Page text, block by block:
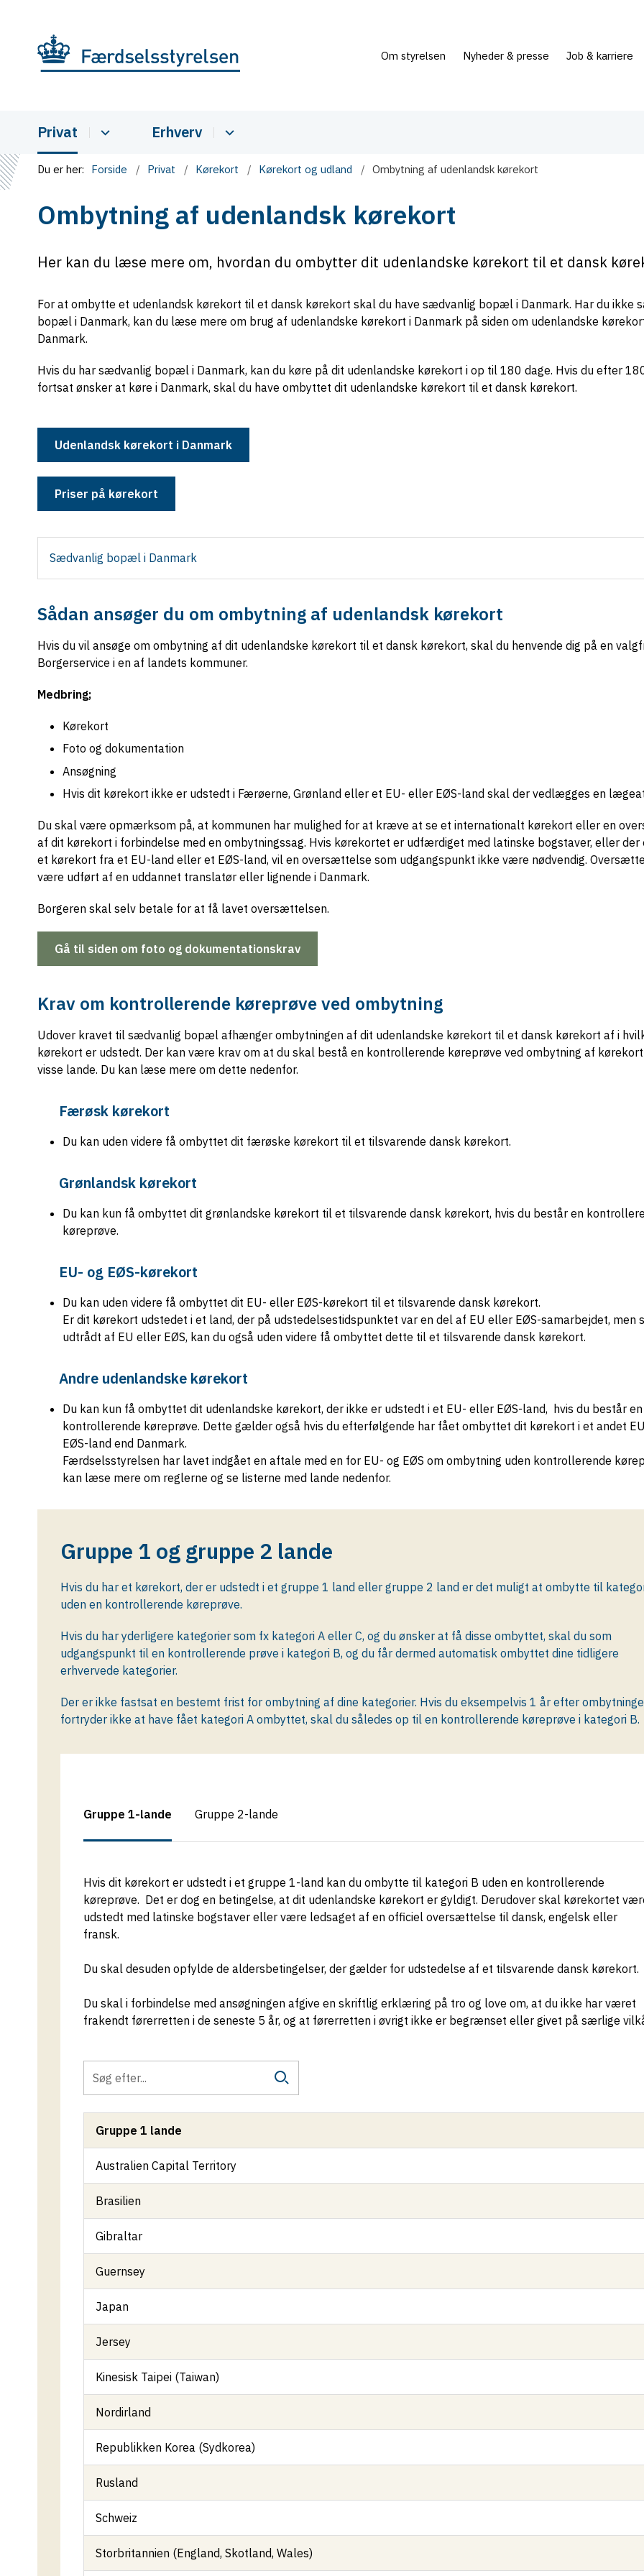
Om styrelsen Nyheder & presse Job & karriere
Privat Erhverv
Du er her: Forside Privat Kørekort Kørekort og udland Ombytning af udenlandsk kørekort
Ombytning af udenlandsk kørekort
Her kan du læse mere om, hvordan du ombytter dit udenlandske kørekort til et dansk
For at ombytte et udenlandsk kørekort til et dansk kørekort skal du have sædvanlig bopæl i Danmark. Har du ikke
bopæl i Danmark, kan du læse mere om brug af udenlandske kørekort i Danmark på siden om udenlandske
Danmark.
Hvis du har sædvanlig bopæl i Danmark, kan du køre på dit udenlandske kørekort i op til 180 dage. Hvis du efter
fortsat ønsker at køre i Danmark, skal du have ombyttet dit udenlandske kørekort til et dansk kørekort.
Udenlandsk kørekort i Danmark
Priser på kørekort
Sædvanlig bopæl i Danmark
Sådan ansøger du om ombytning af udenlandsk kørekort
Hvis du vil ansøge om ombytning af dit udenlandske kørekort til et dansk kørekort, skal du henvende dig på en
Borgerservice i en af landets kommuner.
Medbring;
Kørekort
Foto og dokumentation
Ansøgning
Hvis dit kørekort ikke er udstedt i Færøerne, Grønland eller et EU- eller EØS-land skal der vedlægges en
Du skal være opmærksom på, at kommunen har mulighed for at kræve at se et internationalt kørekort eller en
af dit kørekort i forbindelse med en ombytningssag. Hvis kørekortet er udfærdiget med latinske bogstaver, eller der
et kørekort fra et EU-land eller et EØS-land, vil en oversættelse som udgangspunkt ikke være nødvendig.
være udført af en uddannet translatør eller lignende i Danmark.
Borgeren skal selv betale for at få lavet oversættelsen.
Gå til siden om foto og dokumentationskrav
Krav om kontrollerende køreprøve ved ombytning
Udover kravet til sædvanlig bopæl afhænger ombytningen af dit udenlandske kørekort til et dansk kørekort af i
kørekort er udstedt. Der kan være krav om at du skal bestå en kontrollerende køreprøve ved ombytning af
visse lande. Du kan læse mere om dette nedenfor.
Færøsk kørekort
Du kan uden videre få ombyttet dit færøske kørekort til et tilsvarende dansk kørekort.
Grønlandsk kørekort
Du kan kun få ombyttet dit grønlandske kørekort til et tilsvarende dansk kørekort, hvis du består en
køreprøve.
EU- og EØS-kørekort
Du kan uden videre få ombyttet dit EU- eller EØS-kørekort til et tilsvarende dansk kørekort.
Er dit kørekort udstedet i et land, der på udstedelsestidspunktet var en del af EU eller EØS-samarbejdet, men
udtrådt af EU eller EØS, kan du også uden videre få ombyttet dette til et tilsvarende dansk kørekort.
Andre udenlandske kørekort
Du kan kun få ombyttet dit udenlandske kørekort, der ikke er udstedt i et EU- eller EØS-land, hvis du består en
kontrollerende køreprøve. Dette gælder også hvis du efterfølgende har fået ombyttet dit kørekort i et andet
EØS-land end Danmark.
Færdselsstyrelsen har lavet indgået en aftale med en for EU- og EØS om ombytning uden kontrollerende
kan læse mere om reglerne og se listerne med lande nedenfor.
Gruppe 1 og gruppe 2 lande
Hvis du har et kørekort, der er udstedt i et gruppe 1 land eller gruppe 2 land er det muligt at ombytte til
uden en kontrollerende køreprøve.
Hvis du har yderligere kategorier som fx kategori A eller C, og du ønsker at få disse ombyttet, skal du som
udgangspunkt til en kontrollerende prøve i kategori B, og du får dermed automatisk ombyttet dine tidligere
erhvervede kategorier.
Der er ikke fastsat en bestemt frist for ombytning af dine kategorier. Hvis du eksempelvis 1 år efter
fortryder ikke at have fået kategori A ombyttet, skal du således op til en kontrollerende køreprøve i kategori B.
Gruppe 1-lande Gruppe 2-lande
Hvis dit kørekort er udstedt i et gruppe 1-land kan du ombytte til kategori B uden en kontrollerende
køreprøve. Det er dog en betingelse, at dit udenlandske kørekort er gyldigt. Derudover skal kørekortet
udstedt med latinske bogstaver eller være ledsaget af en officiel oversættelse til dansk, engelsk eller
fransk.
Du skal desuden opfylde de aldersbetingelser, der gælder for udstedelse af et tilsvarende dansk kørekort.
Du skal i forbindelse med ansøgningen afgive en skriftlig erklæring på tro og love om, at du ikke har været
frakendt førerretten i de seneste 5 år, og at førerretten i øvrigt ikke er begrænset eller givet på særlige
Gruppe 1 lande
Australien Capital Territory
Brasilien
Gibraltar
Guernsey
Japan
Jersey
Kinesisk Taipei (Taiwan)
Nordirland
Republikken Korea (Sydkorea)
Rusland
Schweiz
Storbritannien (England, Skotland, Wales)